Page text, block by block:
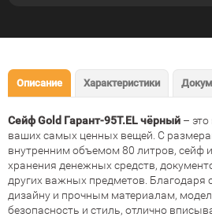
Описание Характеристики
Сейф Gold Гарант-95T.EL чёрный –
ваших самых ценных вещей. С
внутренним объемом 80 литров, сейф
хранения денежных средств,
других важных предметов. Благодаря
дизайну и прочным материалам,
безопасность и стиль, отлично